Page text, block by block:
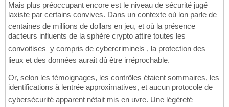
Mais plus préoccupant encore est le niveau de sécurité jugé
laxiste par certains convives. Dans un contexte où lon parle de
centaines de millions de dollars en jeu, et où la présence
dacteurs influents de la sphère crypto attire toutes les
convoitises  y compris de cybercriminels , la protection des
lieux et des données aurait dû être irréprochable.
Or, selon les témoignages, les contrôles étaient sommaires, les
identifications à lentrée approximatives, et aucun protocole de
cybersécurité apparent nétait mis en uvre. Une légèreté